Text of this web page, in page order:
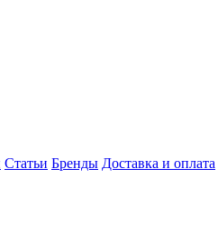
Статьи Бренды Доставка и оплата